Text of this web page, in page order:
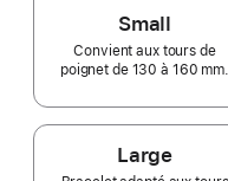
Small
Convient aux tours de
poignet de 130 à 160 mm.
Large